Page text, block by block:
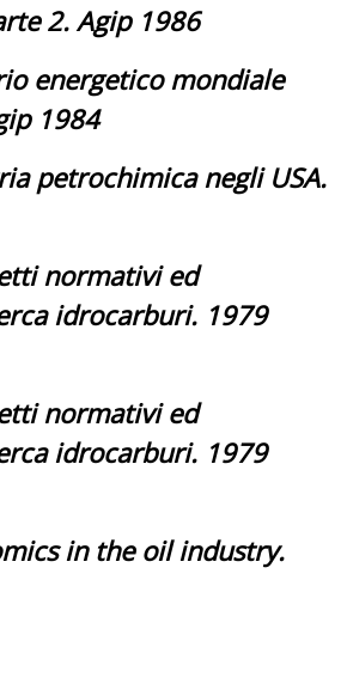
2. Agip 1986
energetico mondiale
1984
petrochimica negli USA.
normativi ed
idrocarburi. 1979
normativi ed
idrocarburi. 1979
in the oil industry.